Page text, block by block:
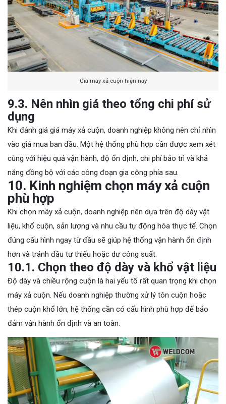
Giá máy xả cuộn hiện nay
9.3. Nên nhìn giá theo tổng chi phí sử
dụng
Khi đánh giá giá máy xả cuộn, doanh nghiệp không nên chỉ nhìn
vào giá mua ban đầu. Một hệ thống phù hợp cần được xem xét
cùng với hiệu quả vận hành, độ ổn định, chi phí bảo trì và khả
năng đồng bộ với các công đoạn gia công phía sau.
10. Kinh nghiệm chọn máy xả cuộn
phù hợp
Khi chọn máy xả cuộn, doanh nghiệp nên dựa trên độ dày vật
liệu, khổ cuộn, sản lượng và nhu cầu tự động hóa thực tế. Chọn
đúng cấu hình ngay từ đầu sẽ giúp hệ thống vận hành ổn định
hơn và tránh đầu tư thiếu hoặc dư công suất.
10.1. Chọn theo độ dày và khổ vật liệu
Độ dày và chiều rộng cuộn là hai yếu tố rất quan trọng khi chọn
máy xả cuộn. Nếu doanh nghiệp thường xử lý tôn cuộn hoặc
thép cuộn khổ lớn, hệ thống cần có cấu hình phù hợp để bảo
đảm vận hành ổn định và an toàn.